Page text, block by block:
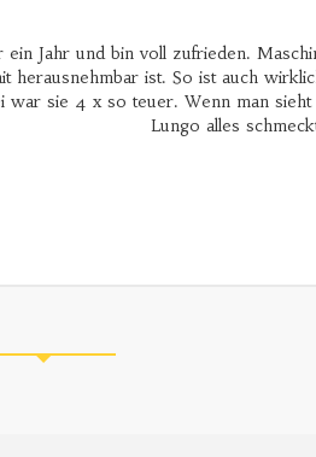
Jahr und bin voll zufrieden.
herausnehmbar ist. So ist auch
war sie 4 x so teuer. Wenn man
Lungo alles